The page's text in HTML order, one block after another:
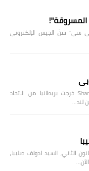
المسروقة"!
بي سي" شنّ الجيش الإلكتروني
بريطانيا خارج الاتحاد الأوروبي Share خرجت بريطانيا من الاتحاد
صباح اليوم، الاربعاء 30 كانون الثاني، السيد ادولف صليبا،